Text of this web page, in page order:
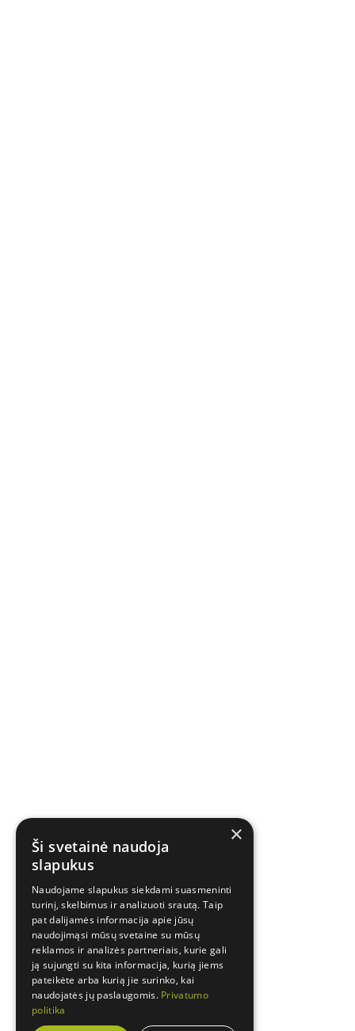
×
Ši svetainė naudoja
slapukus
Naudojame slapukus siekdami suasmeninti
turinį, skelbimus ir analizuoti srautą. Taip
pat dalijamės informacija apie jūsų
naudojimąsi mūsų svetaine su mūsų
reklamos ir analizės partneriais, kurie gali
ją sujungti su kita informacija, kurią jiems
pateikėte arba kurią jie surinko, kai
naudojatės jų paslaugomis. Privatumo
politika